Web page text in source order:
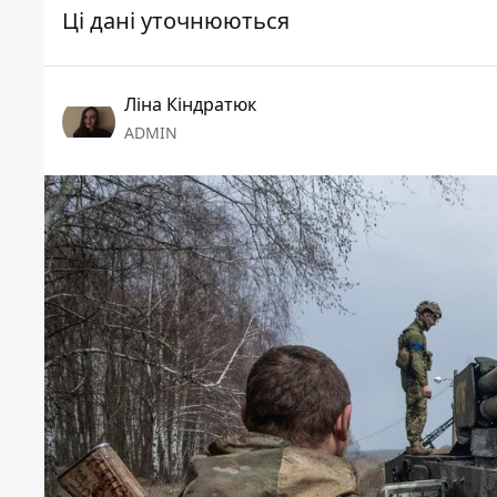
Ці дані уточнюються
Ліна Кіндратюк
ADMIN